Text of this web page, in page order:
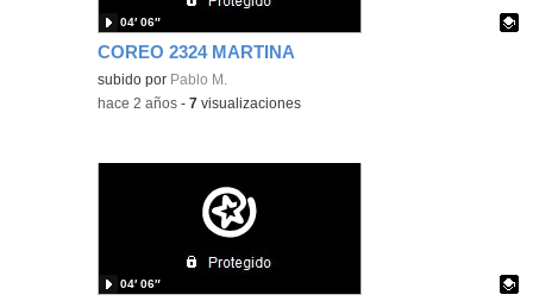
COREO 2324 MARTINA
Contenido educativo.
subido por Pablo M.
04′ 06″
-hace 2 años -7 visualizaciones
04′ 06″